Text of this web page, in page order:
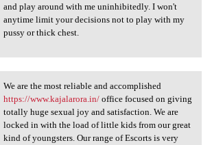
and play around with me uninhibitedly. I won't
anytime limit your decisions not to play with my
pussy or thick chest.
are the most reliable and
We are the most reliable and accomplished
https://www.kajalarora.in/office focused on giving
totally huge sexual joy and satisfaction. We are
locked in with the load of little kids from our great
kind of youngsters. Our range of Escorts is very